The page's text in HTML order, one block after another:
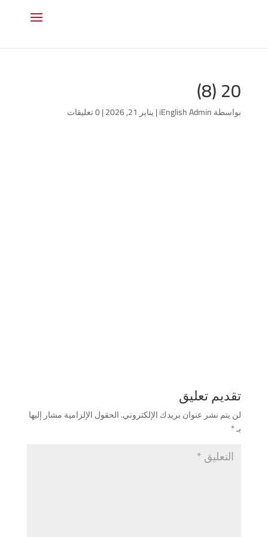
20 (8)
بواسطةiEnglish Admin
|يناير 21, 2026 |0 تعليقات
تقديم تعليق
لن يتم نشر عنوان بريدك الإلكتروني.الحقول الإلزامية مشار إليها
بـ*